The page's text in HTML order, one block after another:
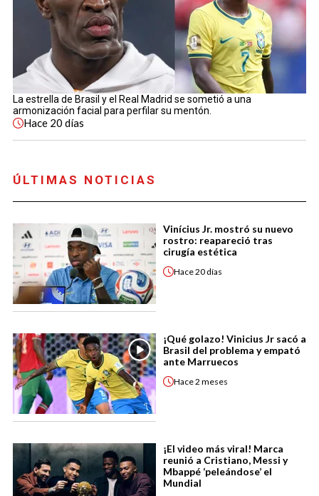
La estrella de Brasil y el Real Madrid se sometió a una
armonización facial para perfilar su mentón.
Hace 20 días
ÚLTIMAS NOTICIAS
Vinícius Jr. mostró su nuevo
rostro: reapareció tras
cirugía estética
Hace20 días
¡Qué golazo! Vinicius Jr sacó a
Brasil del problema y empató
ante Marruecos
Hace2 meses
¡El video más viral! Marca
reunió a Cristiano, Messi y
Mbappé ‘peleándose’ el
Mundial